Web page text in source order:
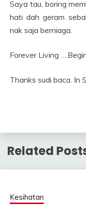
Saya tau, boring
hati dah geram
nak saja berniaga.
Forever Living
Thanks sudi baca. In
Related
Kesihatan